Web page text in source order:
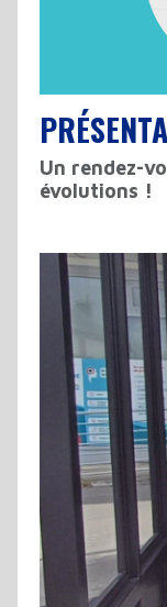
Un rendez-
évolutions !